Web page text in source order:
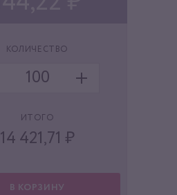
КОЛИЧЕСТВО
ИТОГО
14 421,71 ₽
В КОРЗИНУ